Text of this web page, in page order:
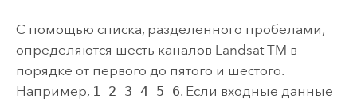
С помощью списка, разделенного пробелами,
определяются шесть каналов Landsat TM в
порядке от первого до пятого и шестого.
Например, 1 2 3 4 5 6. Если входные данные